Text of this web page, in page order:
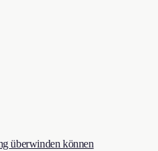
überwinden können